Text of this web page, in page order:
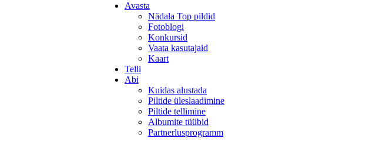
Avasta
Nädala Top pildid
Fotoblogi
Konkursid
Vaata kasutajaid
Kaart
Telli
Abi
Kuidas alustada
Piltide üleslaadimine
Piltide tellimine
Albumite tüübid
Partnerlusprogramm